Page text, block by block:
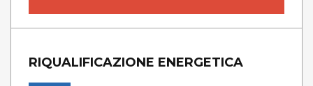
RIQUALIFICAZIONE ENERGETICA